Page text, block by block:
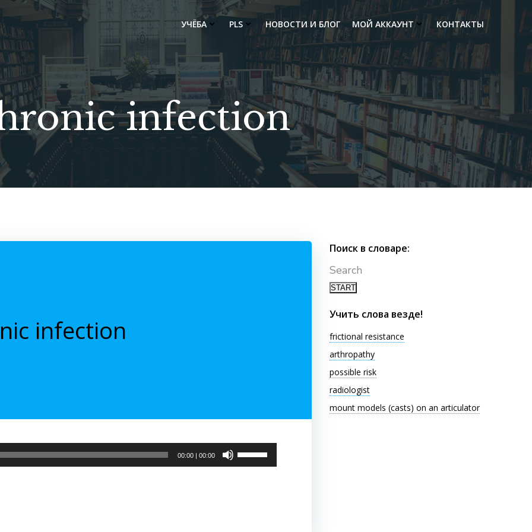
УЧЁБА PLS НОВОСТИ И БЛОГ МОЙ АККАУНТ КОНТАКТЫ
infection
infection
00:00| 00:00
Поиск в словаре:
Search
Учить слова везде!
frictional resistance
arthropathy
possible risk
radiologist
mount models (casts) on an articulator